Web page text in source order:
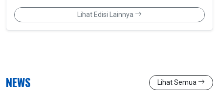
Lihat Edisi Lainnya
NEWS Lihat Semua